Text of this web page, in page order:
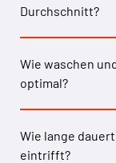
Durchschnitt?
Wie waschen
optimal?
Wie lange
eintrifft?